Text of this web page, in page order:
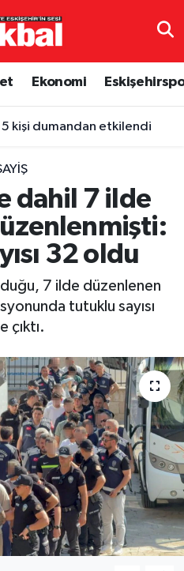
Ekonomi
5 kişi dumandan etkilendi
dahil 7 ilde
32 oldu
7 ilde düzenlenen
tutuklu sayısı
çıktı.
Durumu ve Fikstür